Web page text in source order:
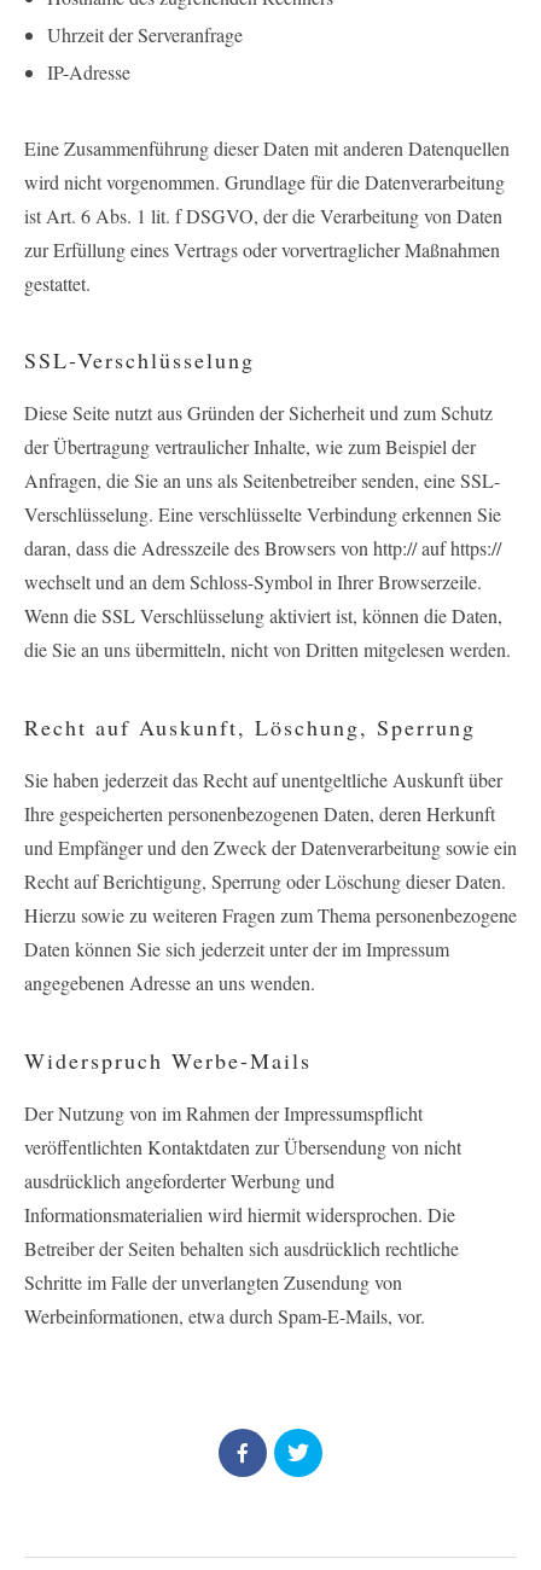
Uhrzeit der Serveranfrage
IP-Adresse
Eine Zusammenführung dieser Daten mit anderen Datenquellen
wird nicht vorgenommen. Grundlage für die Datenverarbeitung
ist Art. 6 Abs. 1 lit. f DSGVO, der die Verarbeitung von Daten
zur Erfüllung eines Vertrags oder vorvertraglicher Maßnahmen
gestattet.
SSL-Verschlüsselung
Diese Seite nutzt aus Gründen der Sicherheit und zum Schutz
der Übertragung vertraulicher Inhalte, wie zum Beispiel der
Anfragen, die Sie an uns als Seitenbetreiber senden, eine SSL-
Verschlüsselung. Eine verschlüsselte Verbindung erkennen Sie
daran, dass die Adresszeile des Browsers vonhttp://aufhttps://
wechselt und an dem Schloss-Symbol in Ihrer Browserzeile.
Wenn die SSL Verschlüsselung aktiviert ist, können die Daten,
die Sie an uns übermitteln, nicht von Dritten mitgelesen werden.
Recht auf Auskunft, Löschung, Sperrung
Sie haben jederzeit das Recht auf unentgeltliche Auskunft über
Ihre gespeicherten personenbezogenen Daten, deren Herkunft
und Empfänger und den Zweck der Datenverarbeitung sowie ein
Recht auf Berichtigung, Sperrung oder Löschung dieser Daten.
Hierzu sowie zu weiteren Fragen zum Thema personenbezogene
Daten können Sie sich jederzeit unter der im Impressum
angegebenen Adresse an uns wenden.
Widerspruch Werbe-Mails
Der Nutzung von im Rahmen der Impressumspflicht
veröffentlichten Kontaktdaten zur Übersendung von nicht
ausdrücklich angeforderter Werbung und
Informationsmaterialien wird hiermit widersprochen. Die
Betreiber der Seiten behalten sich ausdrücklich rechtliche
Schritte im Falle der unverlangten Zusendung von
Werbeinformationen, etwa durch Spam-E-Mails, vor.